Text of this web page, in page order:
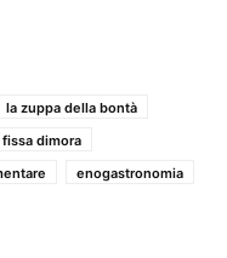
la zuppa della bontà
dimora
enogastronomia